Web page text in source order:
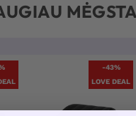
-43%
LOVE DEAL